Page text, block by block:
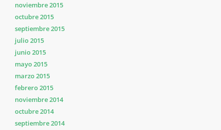
noviembre 2015
octubre 2015
septiembre 2015
julio 2015
junio 2015
mayo 2015
marzo 2015
febrero 2015
noviembre 2014
octubre 2014
septiembre 2014